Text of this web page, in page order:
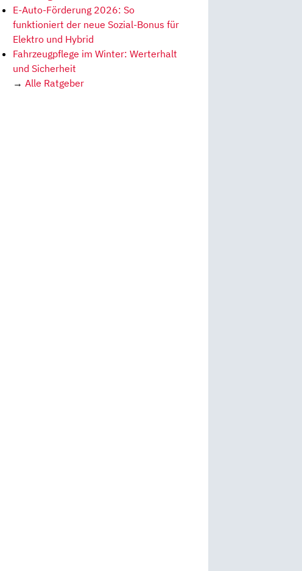
E-Auto-Förderung 2026: So
funktioniert der neue Sozial-Bonus für
Elektro und Hybrid
Fahrzeugpflege im Winter: Werterhalt
und Sicherheit
→ Alle Ratgeber